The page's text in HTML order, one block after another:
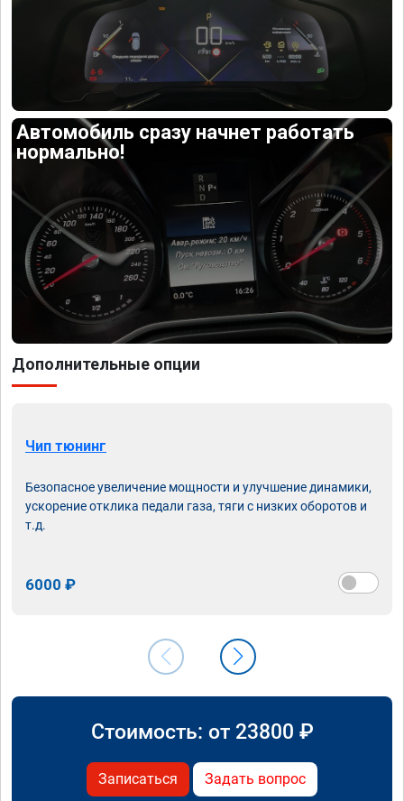
Автомобиль сразу начнет работать
нормально!
Дополнительные опции
Чип тюнинг
Безопасное увеличение мощности и улучшение динамики,
ускорение отклика педали газа, тяги с низких оборотов и
т.д.
6000 ₽
Стоимость: от 23800 ₽
Записаться Задать вопрос